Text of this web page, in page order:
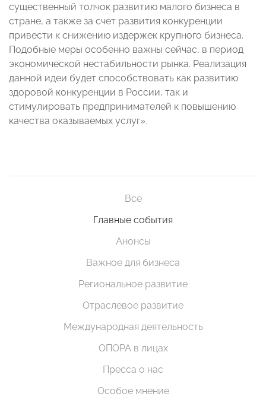
существенный толчок развитию малого бизнеса в
стране, а также за счет развития конкуренции
привести к снижению издержек крупного бизнеса.
Подобные меры особенно важны сейчас, в период
экономической нестабильности рынка. Реализация
данной идеи будет способствовать как развитию
здоровой конкуренции в России, так и
стимулировать предпринимателей к повышению
качества оказываемых услуг»
Все
Главные события
Анонсы
Важное для бизнеса
Региональное развитие
Отраслевое развитие
Международная деятельность
ОПОРА в лицах
Пресса о нас
Особое мнение